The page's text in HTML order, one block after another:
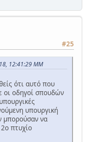
#25
12:41:29 ΜΜ
ότι αυτό που
οι οδηγοί σπουδών
υπουργική
μπορούσαν να
πτυχίο